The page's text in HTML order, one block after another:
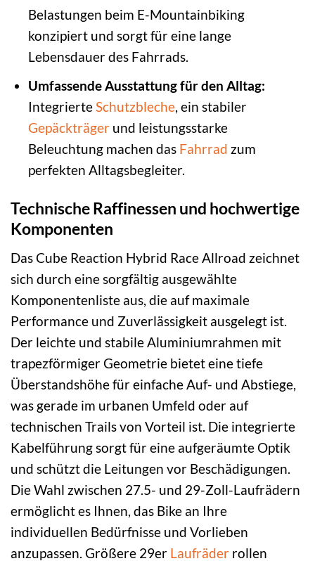
Belastungen beim E-Mountainbiking
konzipiert und sorgt für eine lange
Lebensdauer des Fahrrads.
Umfassende Ausstattung für den Alltag:
IntegrierteSchutzbleche, ein stabiler
Gepäckträgerund leistungsstarke
Beleuchtung machen das Fahrrad zum
perfekten Alltagsbegleiter.
Technische Raffinessen und hochwertige
Komponenten
Das Cube Reaction Hybrid Race Allroad zeichnet
sich durch eine sorgfältig ausgewählte
Komponentenliste aus, die auf maximale
Performance und Zuverlässigkeit ausgelegt ist.
Der leichte und stabile Aluminiumrahmen mit
trapezförmiger Geometrie bietet eine tiefe
Überstandshöhe für einfache Auf- und Abstiege,
was gerade im urbanen Umfeld oder auf
technischen Trails von Vorteil ist. Die integrierte
Kabelführung sorgt für eine aufgeräumte Optik
und schützt die Leitungen vor Beschädigungen.
Die Wahl zwischen 27.5- und 29-Zoll-Laufrädern
ermöglicht es Ihnen, das Bike an Ihre
individuellen Bedürfnisse und Vorlieben
anzupassen. Größere 29er Laufräder rollen